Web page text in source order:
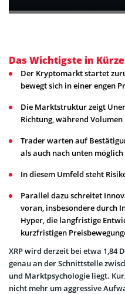
Das Wichtigste in Kürze
Der Kryptomarkt startet
bewegt sich in einer engen
Die Marktstruktur zeigt
Richtung, während
Trader warten auf
als auch nach unten möglich
In diesem Umfeld steht
Parallel dazu schreitet
voran, insbesondere durch
Hyper, die langfristige
kurzfristigen
XRP wird derzeit bei etwa 1,84
genau an der Schnittstelle
und Marktpsychologie liegt.
nicht mehr um aggressive